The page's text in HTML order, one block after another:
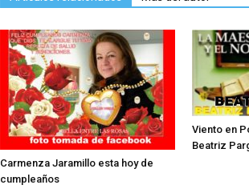
Carmenza Jaramillo esta hoy de
cumpleaños
Viento en
Beatriz